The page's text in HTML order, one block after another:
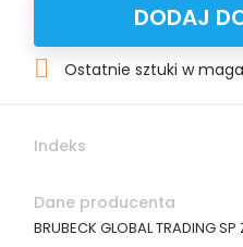
DODAJ
 Ostatnie sztuki w
Indeks
Dane producenta
BRUBECK GLOBAL TRADING SP